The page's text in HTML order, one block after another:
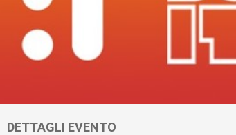
DETTAGLI EVENTO